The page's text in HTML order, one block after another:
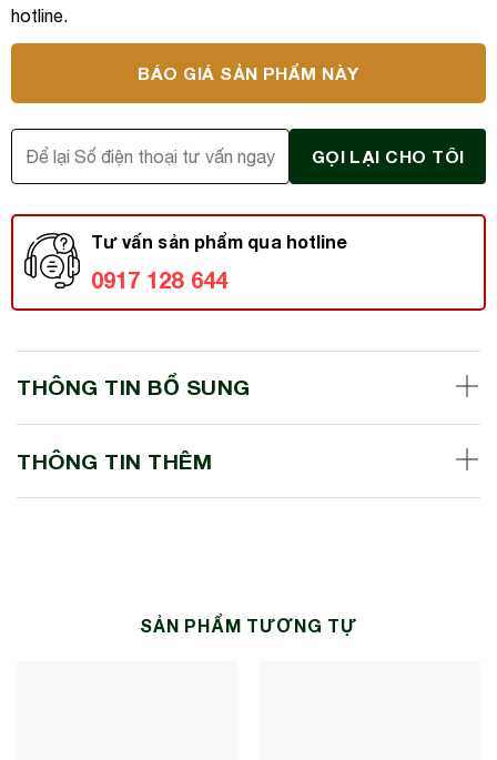
hotline.
BÁO GIÁ SẢN PHẨM NÀY
Tư vấn sản phẩm qua hotline
0917 128 644
THÔNG TIN BỔ SUNG
THÔNG TIN THÊM
SẢN PHẨM TƯƠNG TỰ